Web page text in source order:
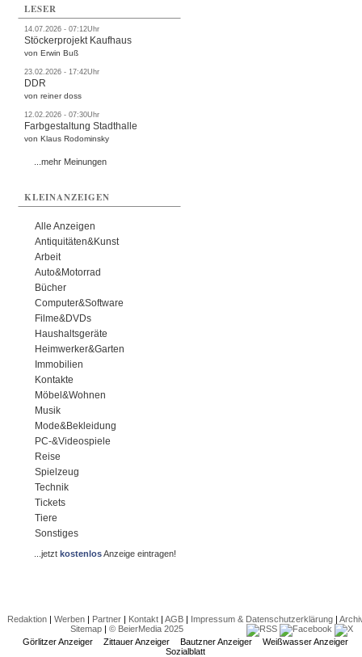
LESER
14.07.2026 - 07:12Uhr
Stöckerprojekt Kaufhaus
von Erwin Buß
23.02.2026 - 17:42Uhr
DDR
von reiner doss
12.02.2026 - 07:30Uhr
Farbgestaltung Stadthalle
von Klaus Rodominsky
...mehr Meinungen
KLEINANZEIGEN
Alle Anzeigen
Antiquitäten&Kunst
Arbeit
Auto&Motorrad
Bücher
Computer&Software
Filme&DVDs
Haushaltsgeräte
Heimwerker&Garten
Immobilien
Kontakte
Möbel&Wohnen
Musik
Mode&Bekleidung
PC-&Videospiele
Reise
Spielzeug
Technik
Tickets
Tiere
Sonstiges
...jetztkostenlosAnzeige eintragen!
Redaktion| Werben| Partner| Kontakt| AGB| Impressum & Datenschutzerklärung|
Sitemap| © BeierMedia 2025
Görlitzer Anzeiger
Zittauer Anzeiger Bautzner Anzeiger
Weißwasser Anzeiger
Sozialblatt